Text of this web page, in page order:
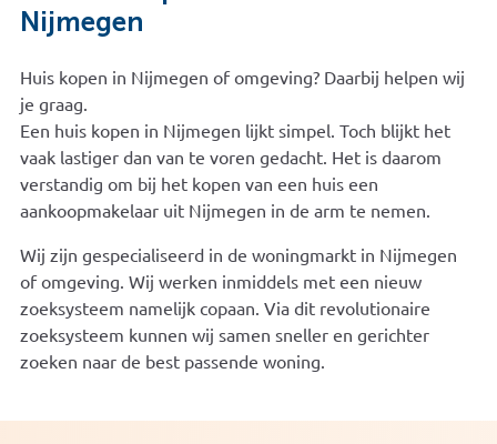
Nijmegen
Huis kopen in Nijmegen of omgeving? Daarbij helpen wij
je graag.
Een huis kopen in Nijmegen lijkt simpel. Toch blijkt het
vaak lastiger dan van te voren gedacht. Het is daarom
verstandig om bij het kopen van een huis een
aankoopmakelaar uit Nijmegen in de arm te nemen.
Wij zijn gespecialiseerd in de woningmarkt in Nijmegen
of omgeving. Wij werken inmiddels met een nieuw
zoeksysteem namelijk copaan. Via dit revolutionaire
zoeksysteem kunnen wij samen sneller en gerichter
zoeken naar de best passende woning.